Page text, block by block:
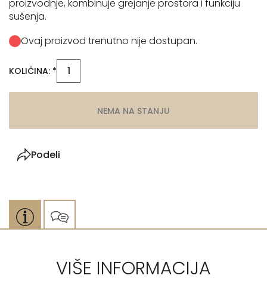
proizvodnje, kombinuje grejanje prostora i funkciju
sušenja.
Ovaj proizvod trenutno nije dostupan.
KOLIČINA: *
NEMA NA STANJU
Podeli
VIŠE INFORMACIJA